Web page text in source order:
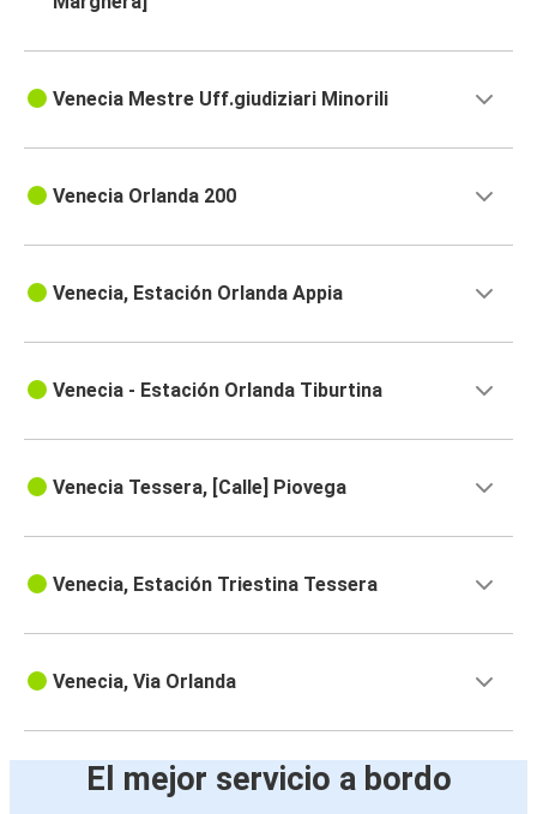
Venecia Mestre Uff.giudiziari Minorili
Venecia Orlanda 200
Venecia, Estación Orlanda Appia
Venecia - Estación Orlanda Tiburtina
Venecia Tessera, [Calle] Piovega
Venecia, Estación Triestina Tessera
Venecia, Via Orlanda
El mejor servicio a bordo